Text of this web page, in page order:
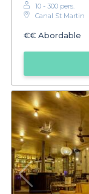
10 - 300 pers.
Canal St Martin
€€ Abordable